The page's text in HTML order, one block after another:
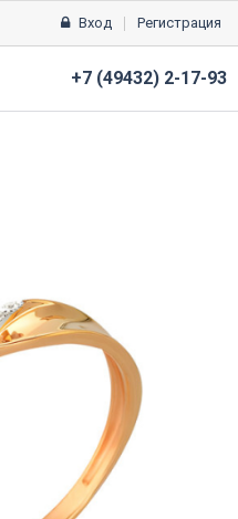
Вход Регистрация
+7 (49432) 2-17-93